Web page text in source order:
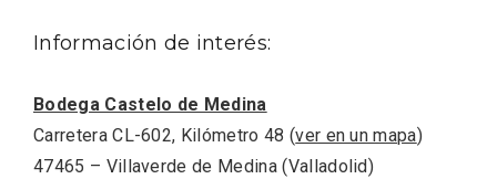
Información de interés:
Bodega Castelo de Medina
Carretera CL-602, Kilómetro 48 (ver en un mapa)
47465 – Villaverde de Medina (Valladolid)
En marzo, vuelve la mejor gastronomía